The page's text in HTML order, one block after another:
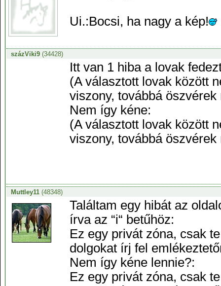
Ui.:Bocsi, ha nagy a kép!
százViki9(34428)
Itt van 1 hiba a lovak
(A választott lovak között
viszony, továbbá
Nem így kéne:
(A választott lovak között
viszony, továbbá
Muttley11(48348)
Találtam egy hibát az
írva az “i“ betűhöz:
Ez egy privát zóna, csak
dolgokat írj fel
Nem így kéne lennie?:
Ez egy privát zóna, csak